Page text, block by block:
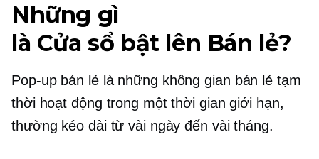
Những gì
là Cửa sổ bật lên Bán lẻ?
Pop-upbán lẻ là những không gian bán lẻ tạm
thời hoạt động trong một thời gian giới hạn,
thường kéo dài từ vài ngày đến vài tháng.